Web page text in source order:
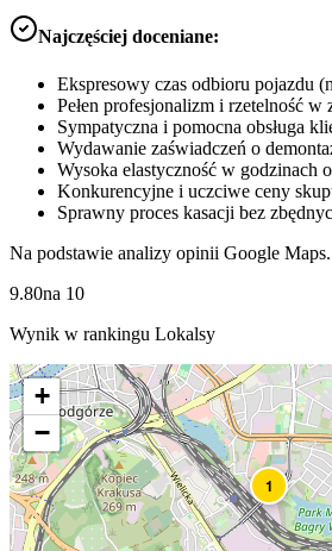
Najczęściej doceniane:
Ekspresowy czas odbioru pojazdu
Pełen profesjonalizm i rzetelność w
Sympatyczna i pomocna obsługa
Wydawanie zaświadczeń o
Wysoka elastyczność w godzinach
Konkurencyjne i uczciwe ceny
Sprawny proces kasacji bez
Na podstawie analizy opinii Google Maps.
9.80na 10
Wynik w rankingu Lokalsy
1
+
−